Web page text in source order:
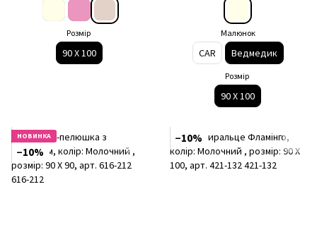
Розмір
90 X 100
Малюнок
CAR Ведмедик
Розмір
90 X 100
НОВИНКА
−10%
−10%